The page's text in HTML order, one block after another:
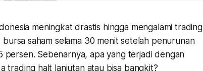
meningkat drastis hingga mengalami trading
saham selama 30 menit setelah penurunan
persen. Sebenarnya, apa yang terjadi dengan
trading halt lanjutan atau bisa bangkit?